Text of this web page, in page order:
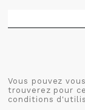
Vous pouvez
trouverez pour
conditions